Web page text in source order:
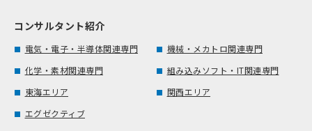
コンサルタント紹介
電気・電子・半導体関連専門
機械・メカトロ関連専門
化学・素材関連専門
組み込みソフト・IT関連専門
東海エリア
関西エリア
エグゼクティブ